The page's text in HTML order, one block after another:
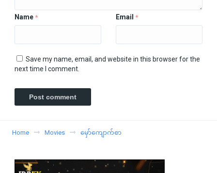
Name * Email *
Save my name, email, and website in this browser for the
next time I comment.
Home Movies မှော်ကျောက်စာ